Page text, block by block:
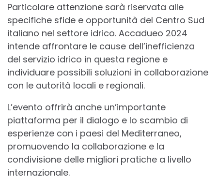
Particolare attenzione sarà riservata alle
specifiche sfide e opportunità del Centro Sud
italiano nel settore idrico. Accadueo 2024
intende affrontare le cause dell’inefficienza
del servizio idrico in questa regione e
individuare possibili soluzioni in collaborazione
con le autorità locali e regionali.
L’evento offrirà anche un’importante
piattaforma per il dialogo e lo scambio di
esperienze con i paesi del Mediterraneo,
promuovendo la collaborazione e la
condivisione delle migliori pratiche a livello
internazionale.